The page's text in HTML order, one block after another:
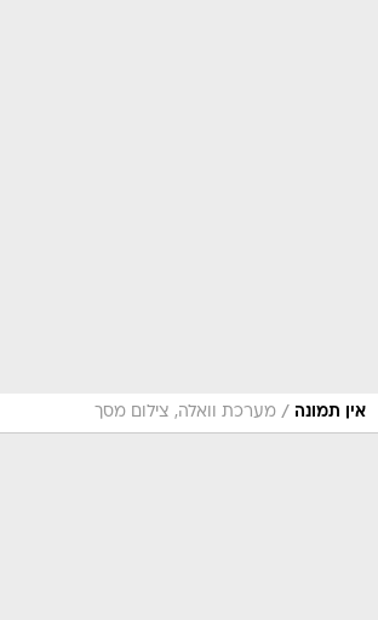
אין תמונה / מערכת וואלה, צילום מסך